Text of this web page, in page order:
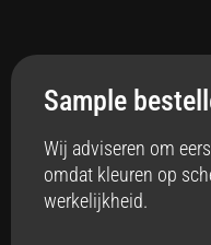
Anti-bacterieel
Badkamer
Sample
Wij adviseren om
omdat kleuren op
werkelijkheid.